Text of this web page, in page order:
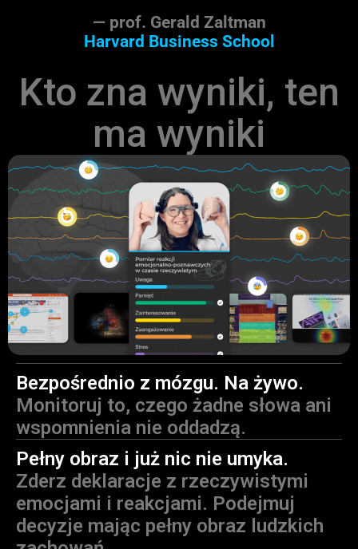
— prof. Gerald Zaltman
Harvard Business School
Kto zna wyniki, ten
ma wyniki
Bezpośrednio z mózgu. Na żywo.
Monitoruj to, czego żadne słowa ani
wspomnienia nie oddadzą.
Pełny obraz i już nic nie umyka.
Zderz deklaracje z rzeczywistymi
emocjami i reakcjami. Podejmuj
decyzje mając pełny obraz ludzkich